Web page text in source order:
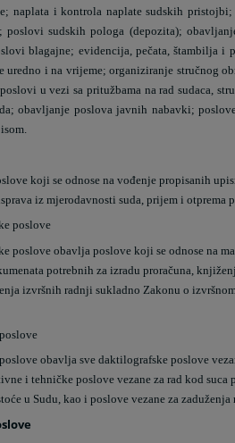
naplata i kontrola naplate sudskih
poslovi sudskih pologa (depozita);
blagajne; evidencija, pečata, štambilja
uredno i na vrijeme; organiziranje stručnog
u vezi sa pritužbama na rad sudaca,
obavljanje poslova javnih nabavki;
koji se odnose na vođenje propisanih
iz mjerodavnosti suda, prijem i
poslove
poslove obavlja poslove koji se odnose na
potrebnih za izradu proračuna,
izvršnih radnji sukladno Zakonu o
obavlja sve daktilografske poslove
i tehničke poslove vezane za rad kod
u Sudu, kao i poslove vezane za